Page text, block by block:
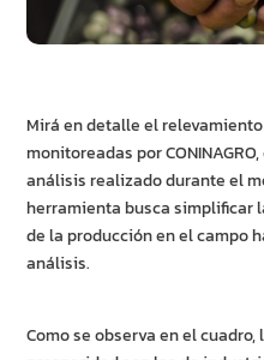
Mirá en detalle el
monitoreadas por
análisis realizado durante el
herramienta busca simplificar
de la producción en el campo
análisis.
Como se observa en el